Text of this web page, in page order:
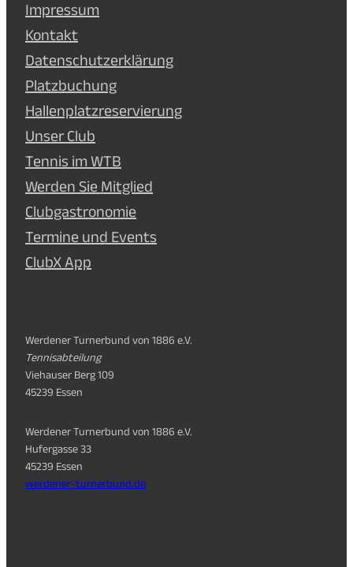
Impressum
Kontakt
Datenschutzerklärung
Platzbuchung
Hallenplatzreservierung
Unser Club
Tennis im WTB
Werden Sie Mitglied
Clubgastronomie
Termine und Events
ClubX App
Werdener Turnerbund von 1886 e.V.
Tennisabteilung
Viehauser Berg 109
45239 Essen
Werdener Turnerbund von 1886 e.V.
Hufergasse 33
45239 Essen
werdener-turnerbund.de